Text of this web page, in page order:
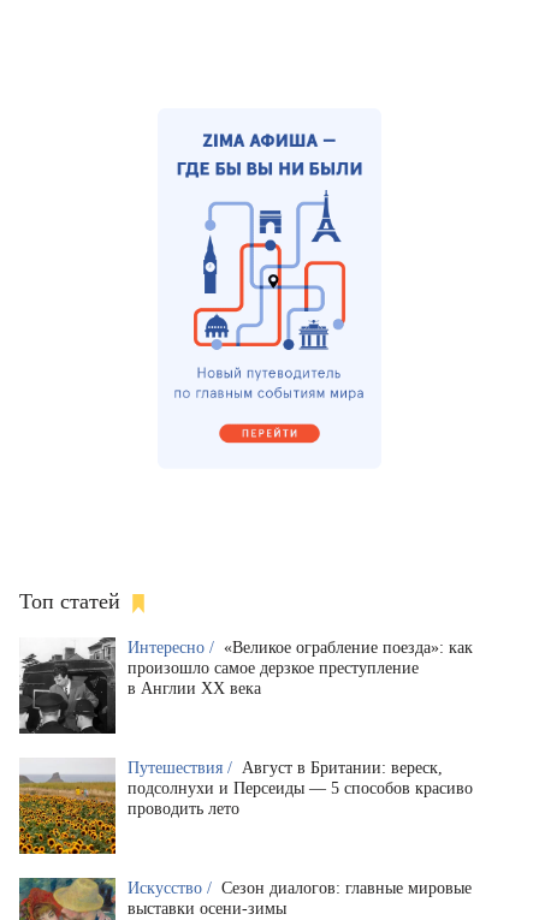
Топ статей
Интересно / «Великое ограбление поезда»: как
произошло самое дерзкое преступление
в Англии XX века
Путешествия / Август в Британии: вереск,
подсолнухи и Персеиды — 5 способов красиво
проводить лето
Искусство / Сезон диалогов: главные мировые
выставки осени-зимы